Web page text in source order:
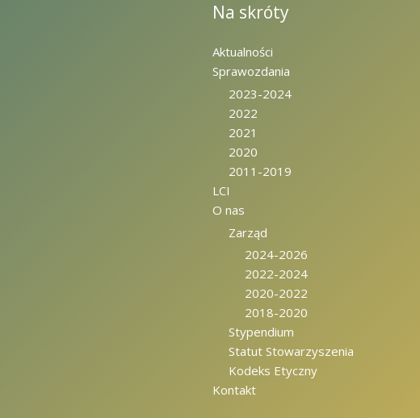
Na skróty
Aktualności
Sprawozdania
2023-2024
2022
2021
2020
2011-2019
LCI
O nas
Zarząd
2024-2026
2022-2024
2020-2022
2018-2020
Stypendium
Statut Stowarzyszenia
Kodeks Etyczny
Kontakt